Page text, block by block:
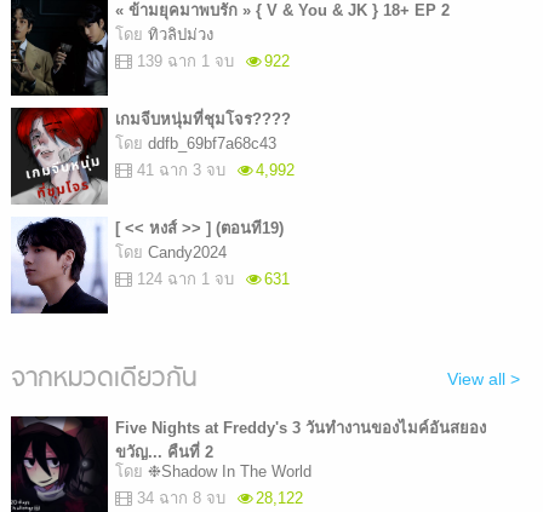
« ข้ามยุคมาพบรัก » { V & You & JK } 18+ EP 2
โดย ทิวลิปม่วง
139 ฉาก 1 จบ
922
เกมจีบหนุ่มที่ชุมโจร????
โดย ddfb_69bf7a68c43
41 ฉาก 3 จบ
4,992
[ << หงส์ >> ] (ตอนที19)
โดย Candy2024
124 ฉาก 1 จบ
631
จากหมวดเดียวกัน View all >
Five Nights at Freddy's 3 วันทำงานของไมค์อันสยอง
ขวัญ... คืนที่ 2
โดย ❉Shadow In The World
34 ฉาก 8 จบ
28,122